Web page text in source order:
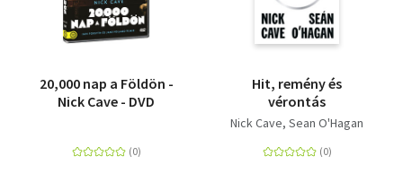
20,000 nap a Földön -
Nick Cave - DVD
Hit, remény és
vérontás
Nick Cave Sean O'Hagan